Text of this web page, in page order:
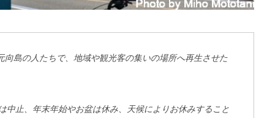
向島の人たちで、地域や観光客の集いの場所へ再生させた
中止、年末年始やお盆は休み、天候によりお休みすること